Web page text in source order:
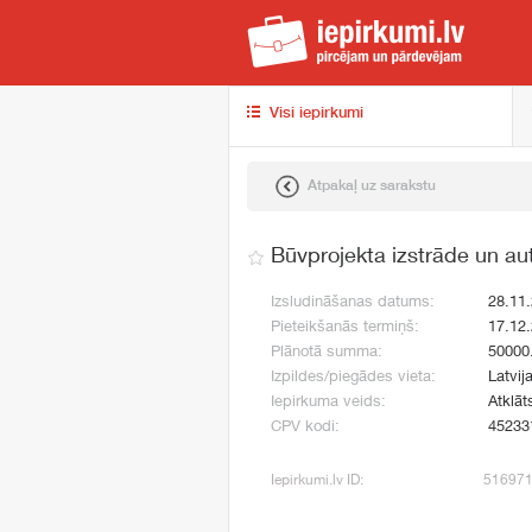
Visi iepirkumi
Atpakaļ uz sarakstu
Būvprojekta izstrāde un
Izsludināšanas datums:
Pieteikšanās termiņš:
Plānotā summa:
Izpildes/piegādes vieta:
Iepirkuma veids:
CPV kodi:
Iepirkumi.lv ID: